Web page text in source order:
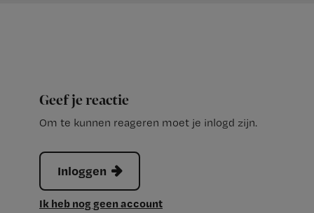
Geef je reactie
Om te kunnen reageren moet je inlogd zijn.
Inloggen
Ik heb nog geen account